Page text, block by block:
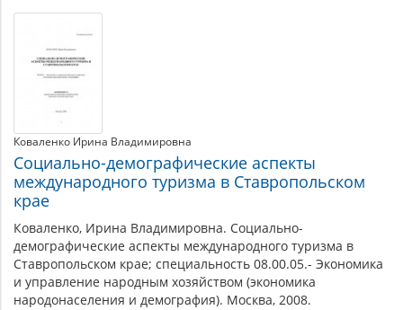
Коваленко Ирина Владимировна
Социально-демографические аспекты
международного туризма в Ставропольском
крае
Коваленко, Ирина Владимировна. Социально-
демографические аспекты международного туризма в
Ставропольском крае; специальность 08.00.05.- Экономика
и управление народным хозяйством (экономика
народонаселения и демография). Москва, 2008.